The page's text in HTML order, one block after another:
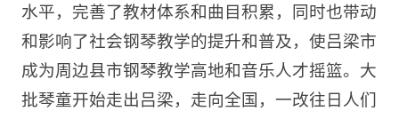
水平，完善了教材体系和曲目积累，同时也带动
和影响了社会钢琴教学的提升和普及，使吕梁市
成为周边县市钢琴教学高地和音乐人才摇篮。大
批琴童开始走出吕梁，走向全国，一改往日人们